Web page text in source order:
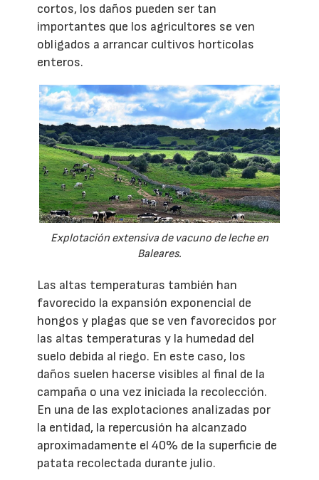
cortos, los daños pueden ser tan
importantes que los agricultores se ven
obligados a arrancar cultivos hortícolas
enteros.
Explotación extensiva de vacuno de leche en
Baleares.
Las altas temperaturas también han
favorecido la expansión exponencial de
hongos y plagas que se ven favorecidos por
las altas temperaturas y la humedad del
suelo debida al riego. En este caso, los
daños suelen hacerse visibles al final de la
campaña o una vez iniciada la recolección.
En una de las explotaciones analizadas por
la entidad, la repercusión ha alcanzado
aproximadamente el 40% de la superficie de
patata recolectada durante julio.